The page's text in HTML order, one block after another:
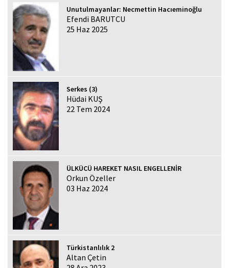
Unutulmayanlar: Necmettin Hacıeminoğlu
Efendi BARUTCU
25 Haz 2025
Serkes (3)
Hüdai KUŞ
22 Tem 2024
ÜLKÜCÜ HAREKET NASIL ENGELLENİR
Orkun Özeller
03 Haz 2024
Türkistanlılık 2
Altan Çetin